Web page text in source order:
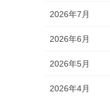
2026年7月
2026年6月
2026年5月
2026年4月